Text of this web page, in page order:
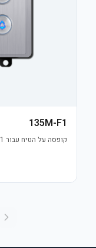
135M-F1
קופסה על הטיח עבור 1 מודול